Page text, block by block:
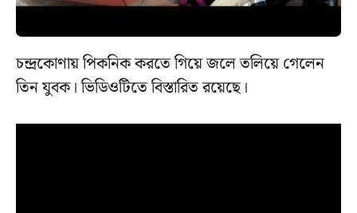
চন্দ্রকোণায় পিকনিক করতে গিয়ে জলে তলিয়ে গেলেন
তিন যুবক। ভিডিওটিতে বিস্তারিত রয়েছে।